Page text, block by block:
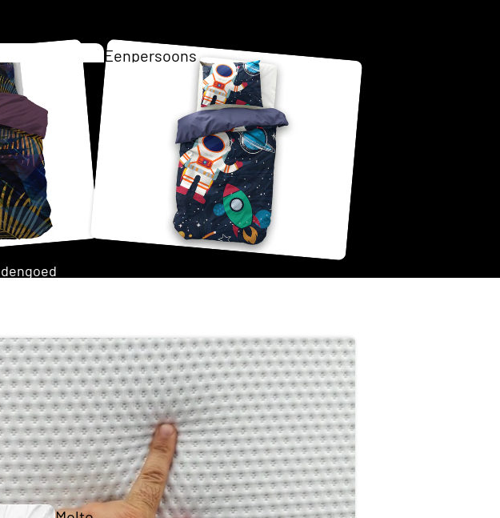
Tweepersoons
Opberg Boxspring
Opberg boxspring in
Japandi stijl
Eenpersoons
Matras